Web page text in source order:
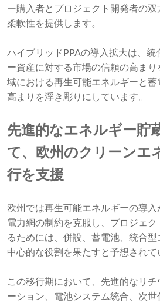
ー購入者とプロジェクト開発者の
柔軟性を提供します。
ハイブリッドPPAの導入拡大は、統
ー資産に対する市場の信頼の高ま
域における再生可能エネルギーと
高まりを浮き彫りにしています。
先進的なエネルギー貯
て、欧州のクリーンエ
行を支援
欧州では再生可能エネルギーの導入
電力網の制約を克服し、プロジェ
るためには、併設、蓄電池、統合
中心的な役割を果たすと予想されて
この移行期において、先進的なリチ
ーション、電池システム統合、次